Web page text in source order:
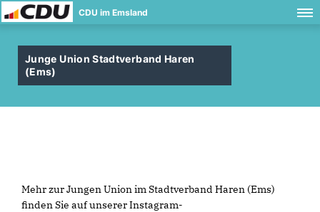
CDU im Emsland
Junge Union Stadtverband Haren
(Ems)
Mehr zur Jungen Union im Stadtverband Haren (Ems)
finden Sie auf unserer Instagram-